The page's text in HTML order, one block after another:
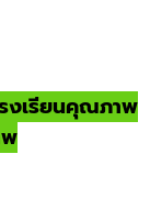
งเรียนคุณภาพ
พ